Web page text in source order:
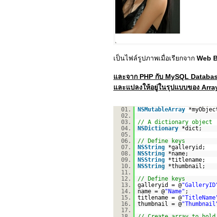
เป็นไฟล์รูปภาพเมื่อเรียกจาก Web
และจาก PHP กับ MySQL
และแปลงให้อยู่ในรุปแบบของ
01. NSMutableArray
02.
03.
// A dictionary object
04.
NSDictionary
*dict;
05.
06.
// Define keys
07.
NSString
*galleryid;
08.
NSString
*name;
09.
NSString
*titlename;
10.
NSString
*thumbnail;
11.
12.
// Define keys
13.
galleryid = @
14.
name = @"Name" ;
15.
titlename = @
16.
thumbnail = @
17.